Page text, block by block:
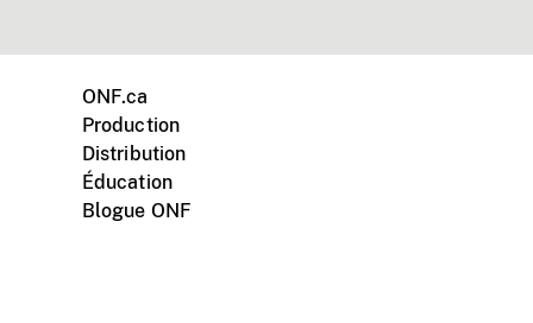
ONF.ca
Production
Distribution
Éducation
Blogue ONF